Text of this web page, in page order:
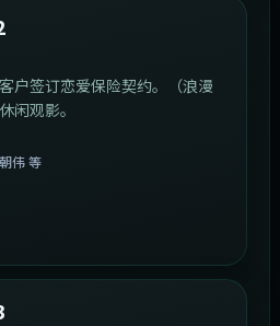
户签订恋爱保险契约。（浪漫
闲观影。
伟 等